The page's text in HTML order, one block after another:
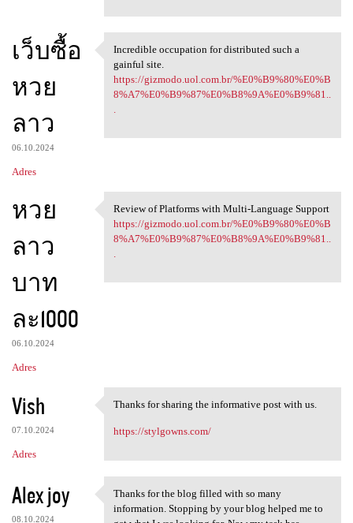
เว็บซื้อ
หวย
ลาว
06.10.2024
Adres
Incredible occupation for
Incredible occupation for distributed such a
gainful site.
https://gizmodo.uol.com.br/%E0%B9%80%E0%B
8%A7%E0%B9%87%E0%B8%9A%E0%B9%81..
หวย
ลาว
บาท
ละ1000
06.10.2024
Adres
Review of Platforms with
Review of Platforms with Multi-Language Support
https://gizmodo.uol.com.br/%E0%B9%80%E0%B
8%A7%E0%B9%87%E0%B8%9A%E0%B9%81..
Vish
07.10.2024
Adres
Thanks for sharing the
Thanks for sharing the informative post with us.
https://stylgowns.com/
Alex joy
08.10.2024
Thanks for the blog filled
Thanks for the blog filled with so many
information. Stopping by your blog helped me to